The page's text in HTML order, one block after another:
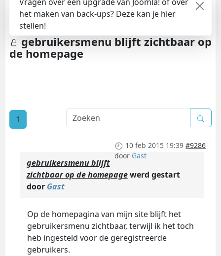
het maken van back-ups? Deze kan je hier
stellen!
gebruikersmenu blijft zichtbaar op
de homepage
1
10 feb 2015 19:39 #9286
door Gast
gebruikersmenu blijft
zichtbaar op de homepagewerd gestart
door Gast
Op de homepagina van mijn site blijft het
gebruikersmenu zichtbaar, terwijl ik het toch
heb ingesteld voor de geregistreerde
gebruikers.